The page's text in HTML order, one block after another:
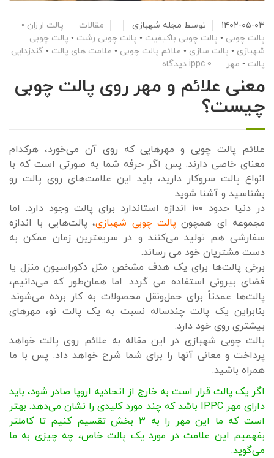
۱۴۰۲-۰۵-۰۳ توسط مجله شهبازی مقالات پالت ارزان •
پالت چوبی • پالت چوبی باکیفیت • پالت چوبی رشت • پالت چوبی
شهبازی • پالت سازی • علائم پالت چوبی • علامت های پالت • گندزدایی
پالت • مهر ippc 0 دیدگاه
معنی علائم و مهر روی پالت چوبی
چیست؟
علائم پالت چوبی و مهرهایی که روی آن می‌خورد، هرکدام
معنای خاصی دارند. پس اگر حرفه شما به صورتی است که با
انواع پالت سروکار دارید، باید این علامت‌های روی پالت رو
بشناسید و آشنا شوید.
در دنیا حدود ۱۰۰ اندازه استاندارد برای پالت وجود دارد. اما
مجموعه ای همچون پالت چوبی شهبازی، پالت‌هایی با اندازه
سفارشی هم تولید می‌کنند و در سریعترین زمان ممکن به
دست مشتریان خود می رساند.
برخی پالت‌ها برای یک هدف مشخص مثل دکوراسیون منزل یا
فضای بیرونی استفاده می گردد. اما همان‌طور که می‌دانیم،
پالت‌ها عمدتاً برای حمل‌ونقل محصولات به کار برده می‌شوند.
بنابراین یک پالت چندساله نسبت به یک پالت نو، مهرهای
بیشتری روی خود دارد.
پالت چوبی شهبازی در این مقاله به علائم روی پالت خواهد
پرداخت و معانی آنها را برای شما شرح خواهد داد. پس با ما
همراه باشید.
اگر یک پالت قرار است به خارج از اتحادیه اروپا صادر شود، باید
دارای مهر IPPC باشد که چند مورد کلیدی را نشان می‌دهد. بهتر
است که ما این مهر را به ۳ بخش تقسیم کنیم تا کاملتر
بفهمیم این علامت در مورد یک پالت خاص، چه چیزی به ما
می‌گوید.